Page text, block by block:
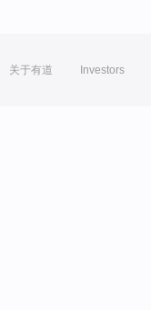
关于有道 Investors